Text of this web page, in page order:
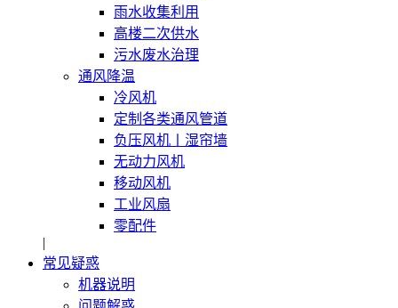
雨水收集利用
高楼二次供水
污水废水治理
通风降温
冷风机
定制各类通风管道
负压风机〡湿帘墙
无动力风机
移动风机
工业风扇
零配件
|
常见疑惑
机器说明